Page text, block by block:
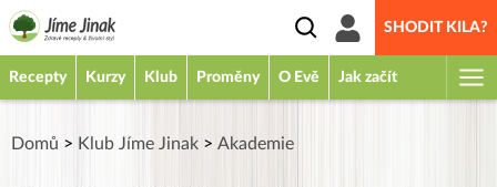
SHODIT KILA?
Recepty Kurzy Klub Proměny O Evě Jak začít
Domů > Klub Jíme Jinak > Akademie